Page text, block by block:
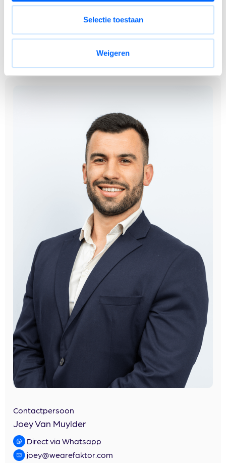
Selectie toestaan
Weigeren
Meer dan 15 extra ADV-dagen bovenop de wettelijke
Een filevrije werkomgeving met moderne infrastructuur.
één van de meest innovatieve productieomgevingen
Contactpersoon
Joey Van Muylder
Direct via Whatsapp
joey@wearefaktor.com